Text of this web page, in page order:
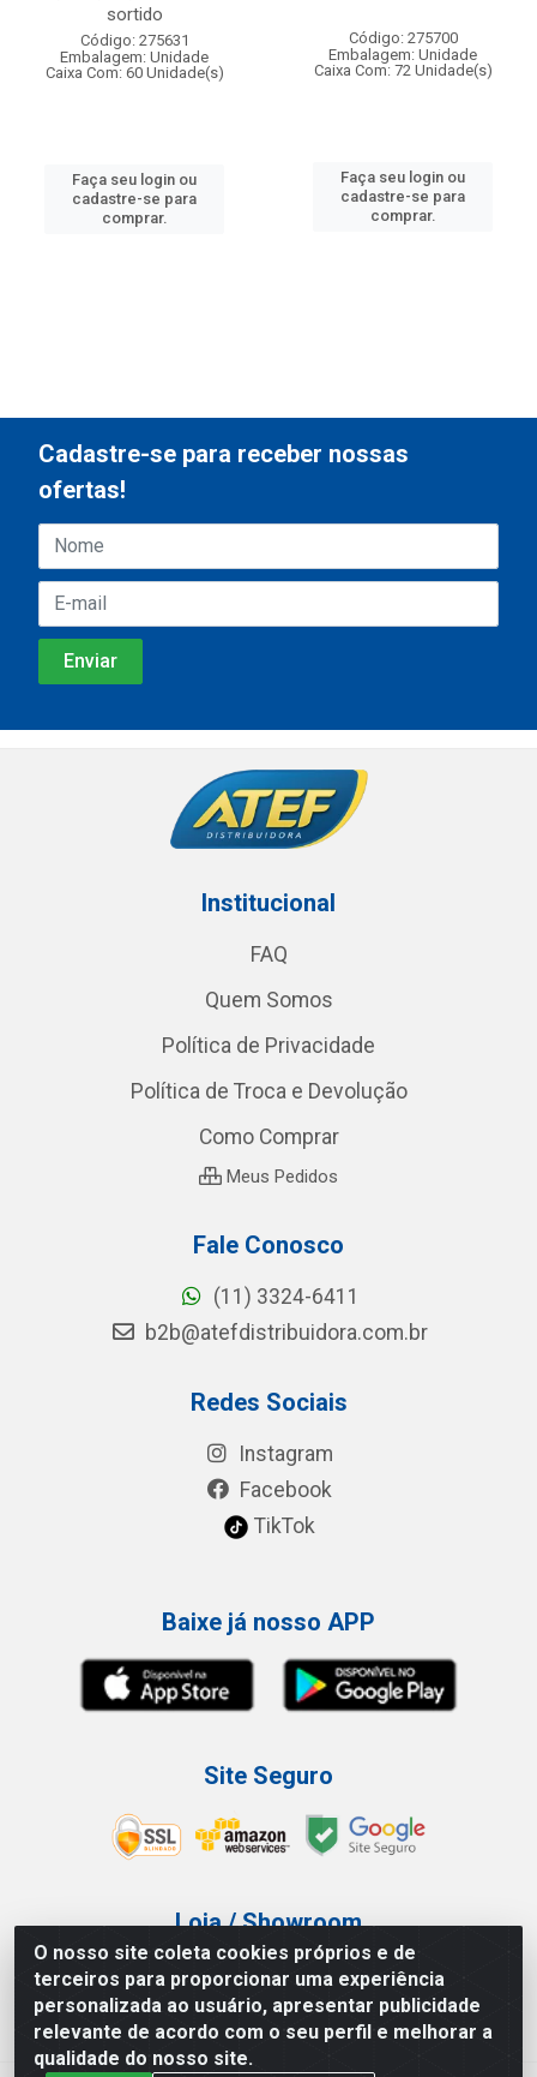
sortido
Código: 275631
Embalagem: Unidade
Caixa Com: 60 Unidade(s)
Faça seu login ou
cadastre-se para
comprar.
Código: 275700
Embalagem: Unidade
Caixa Com: 72 Unidade(s)
Faça seu login ou
cadastre-se para
comprar.
O nosso site coleta cookies próprios e de
terceiros para proporcionar uma experiência
personalizada ao usuário, apresentar publicidade
relevante de acordo com o seu perfil e melhorar a
qualidade do nosso site.
Cadastre-se para receber nossas
ofertas!
Institucional
FAQ
Quem Somos
Política de Privacidade
Política de Troca e Devolução
Como Comprar
Meus Pedidos
Fale Conosco
(11) 3324-6411
b2b@atefdistribuidora.com.br
Redes Sociais
Instagram
Facebook
TikTok
Baixe já nosso APP
Site Seguro
Loja / Showroom
Tel.: (11) 3227-0546
Av Vautier, 587/597 - Pari - São Paulo/SP